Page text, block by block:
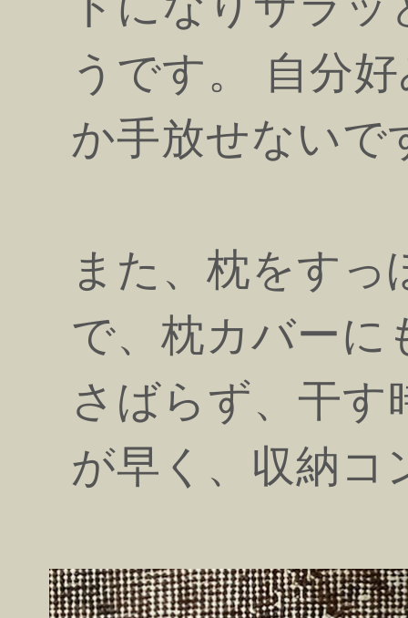
うです。 自分
か手放せないで
また、枕をす
で、枕カバーに
さばらず、干す
が早く、収納コ